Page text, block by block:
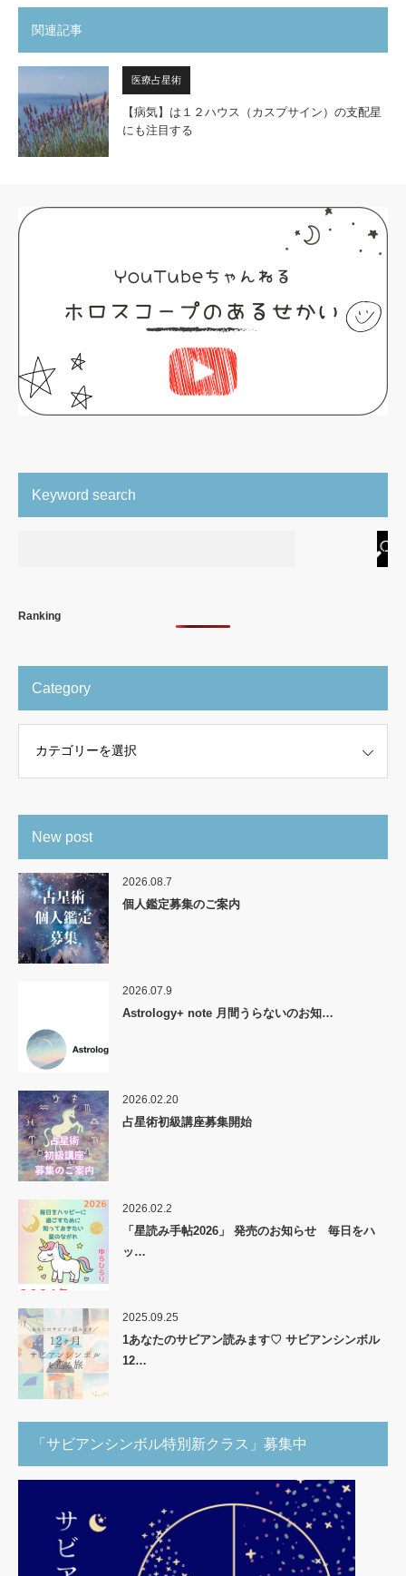
関連記事
医療占星術
【病気】は１２ハウス（カスプサイン）の支配星
にも注目する
Keyword search
Ranking
Category
New post
2026.08.7
個人鑑定募集のご案内
2026.07.9
Astrology+ note 月間うらないのお知…
2026.02.20
占星術初級講座募集開始
2026.02.2
「星読み手帖2026」 発売のお知らせ 毎日をハ
ッ…
2025.09.25
1あなたのサビアン読みます♡ サビアンシンボル
12…
「サビアンシンボル特別新クラス」募集中